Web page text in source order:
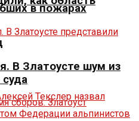
в пожарах
В Златоусте шум из